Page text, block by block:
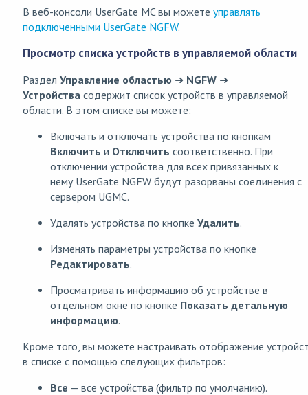
В веб-консоли UserGate MC вы можете управлять
подключенными UserGate NGFW.
Просмотр списка устройств в управляемой области
Раздел Управление областью ➜ NGFW ➜
Устройства содержит список устройств в управляемой
области. В этом списке вы можете:
Включать и отключать устройства по кнопкам
Включить и Отключить соответственно. При
отключении устройства для всех привязанных к
нему UserGate NGFW будут разорваны соединения с
сервером UGMC.
Удалять устройства по кнопке Удалить.
Изменять параметры устройства по кнопке
Редактировать.
Просматривать информацию об устройстве в
отдельном окне по кнопке Показать детальную
информацию.
Кроме того, вы можете настраивать отображение
в списке с помощью следующих фильтров:
Все — все устройства (фильтр по умолчанию).